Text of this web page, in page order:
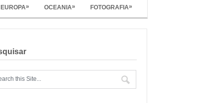
EUROPA» OCEANIA» FOTOGRAFIA»